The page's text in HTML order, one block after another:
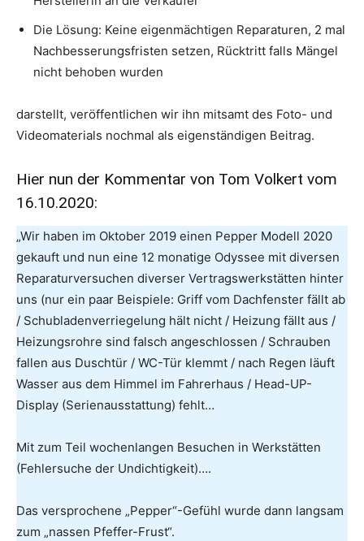
Die Lösung: Keine eigenmächtigen Reparaturen, 2 mal
Nachbesserungsfristen setzen, Rücktritt falls Mängel
nicht behoben wurden
darstellt, veröffentlichen wir ihn mitsamt des Foto- und
Videomaterials nochmal als eigenständigen Beitrag.
Hier nun der Kommentar von Tom Volkert vom
16.10.2020:
„Wir haben im Oktober 2019 einen Pepper Modell 2020
gekauft und nun eine 12 monatige Odyssee mit diversen
Reparaturversuchen diverser Vertragswerkstätten hinter
uns (nur ein paar Beispiele: Griff vom Dachfenster fällt ab
/ Schubladenverriegelung hält nicht / Heizung fällt aus /
Heizungsrohre sind falsch angeschlossen / Schrauben
fallen aus Duschtür / WC-Tür klemmt / nach Regen läuft
Wasser aus dem Himmel im Fahrerhaus / Head-UP-
Display (Serienausstattung) fehlt…
Mit zum Teil wochenlangen Besuchen in Werkstätten
(Fehlersuche der Undichtigkeit)….
Das versprochene „Pepper“-Gefühl wurde dann langsam
zum „nassen Pfeffer-Frust“.